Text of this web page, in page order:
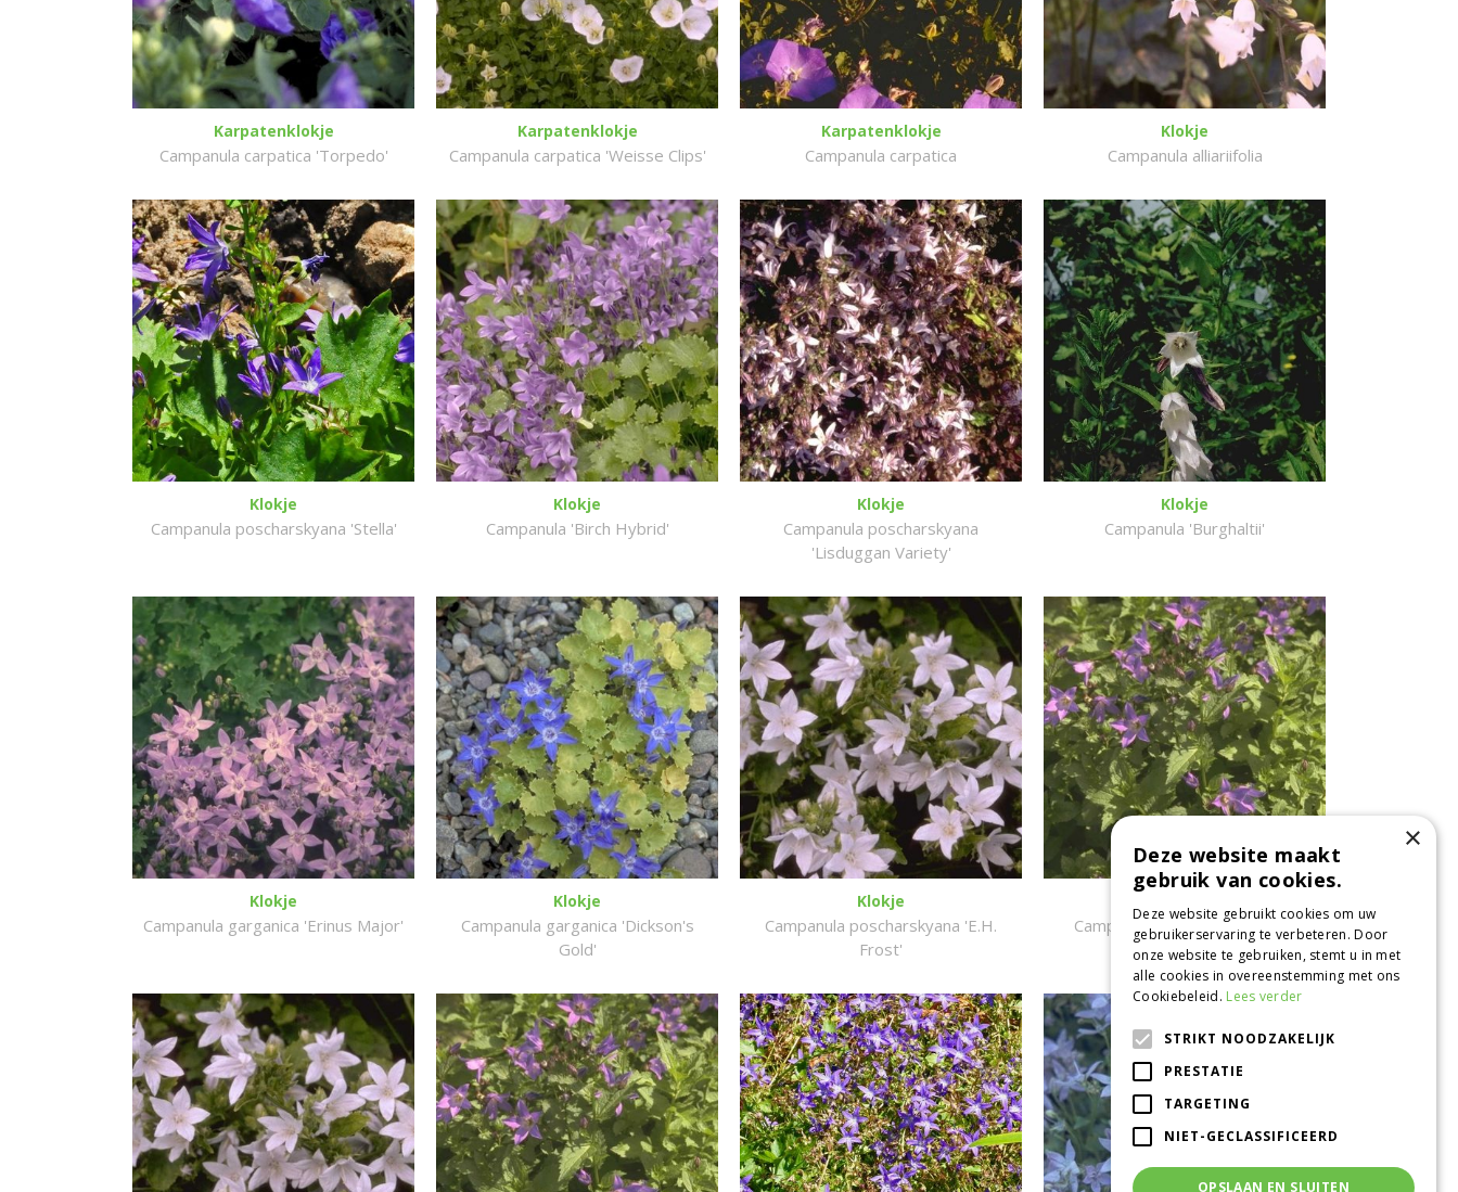
Karpatenklokje
Campanula carpatica 'Torpedo'
Karpatenklokje
Campanula carpatica 'Weisse Clips'
Karpatenklokje
Campanula carpatica
Klokje
Campanula alliariifolia
Klokje
Campanula poscharskyana 'Stella'
Klokje
Campanula 'Birch Hybrid'
Klokje
Campanula poscharskyana
'Lisduggan Variety'
Klokje
Campanula 'Burghaltii'
Klokje
Campanula garganica 'Erinus Major'
Klokje
Campanula garganica 'Dickson's
Gold'
Klokje
Campanula poscharskyana 'E.H.
Frost'
Campanula lactiflora 'Superba'
×
Deze website maakt
gebruik van cookies.
Deze website gebruikt cookies om uw
gebruikerservaring te verbeteren. Door
onze website te gebruiken, stemt u in met
alle cookies in overeenstemming met ons
Cookiebeleid. Lees verder
STRIKT NOODZAKELIJK
PRESTATIE
TARGETING
NIET-GECLASSIFICEERD
OPSLAAN EN SLUITEN